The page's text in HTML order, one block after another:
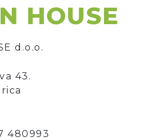
HOUSE
d.o.o.
43.
480993